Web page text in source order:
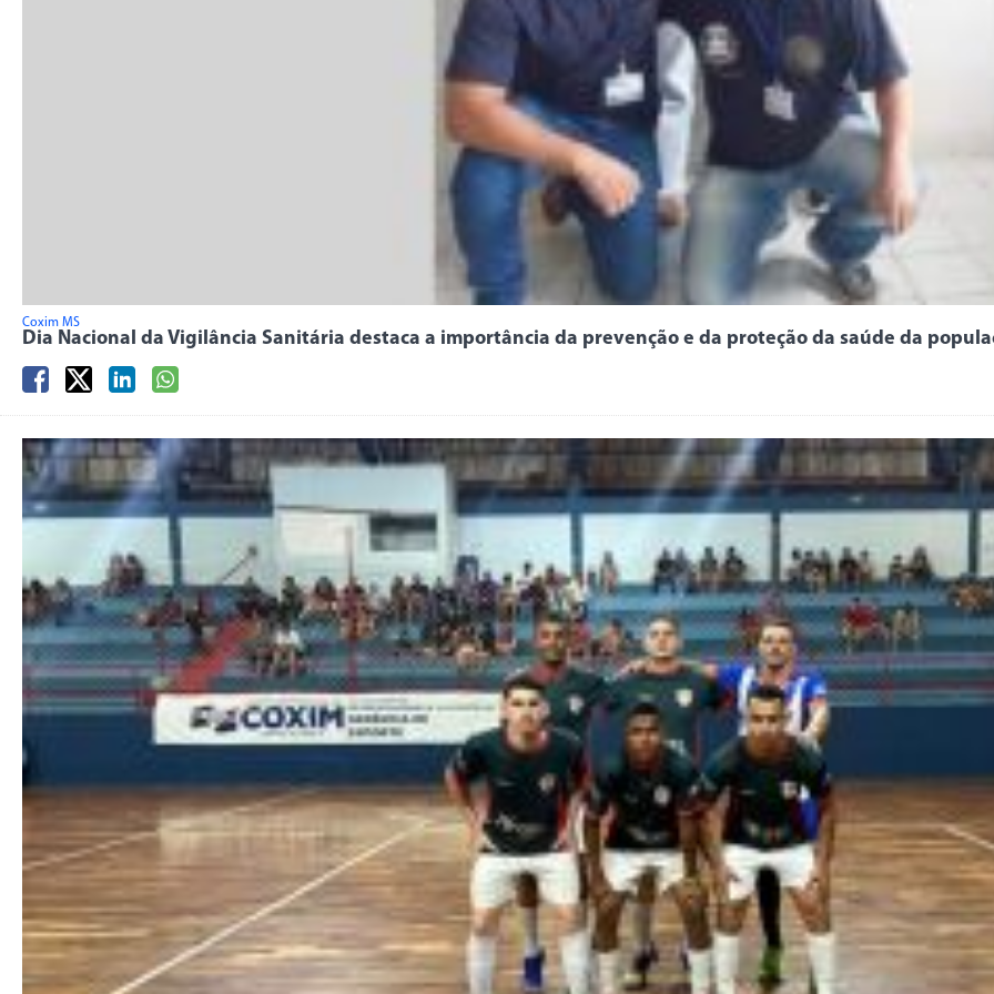
Coxim MS
Dia Nacional da Vigilância Sanitária destaca a importância da prevenção e da proteção da saúde da